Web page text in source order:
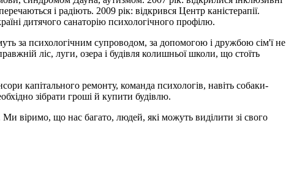
і радіють. 2009 рік: відкрився Центр каністерапії.
дитячого санаторію психологічного профілю.
за психологічним супроводом, за допомогою і дружбою сім'ї не
ліс, луги, озера і будівля колишньої школи, що стоїть
капітального ремонту, команда психологів, навіть собаки-
зібрати гроші й купити будівлю.
віримо, що нас багато, людей, які можуть виділити зі свого